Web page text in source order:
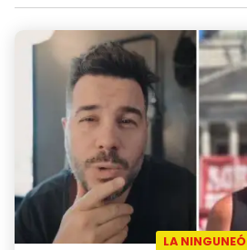
LA NINGUNEÓ